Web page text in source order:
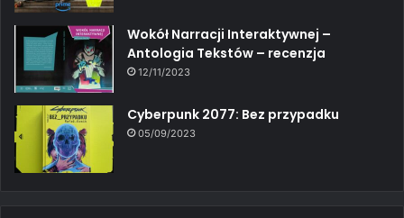
Wokół Narracji Interaktywnej –
Antologia Tekstów – recenzja
12/11/2023
Cyberpunk 2077: Bez przypadku
05/09/2023